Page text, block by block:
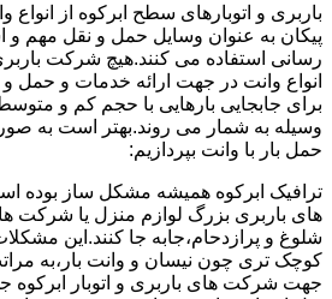
باربری و اتوبارهای سطح ابرکوه از
پیکان به عنوان وسایل حمل و نقل مهم
رسانی استفاده می کنند.هیچ شرکت
انواع وانت در جهت ارائه خدمات و حمل و
برای جابجایی بارهایی با حجم کم و
وسیله به شمار می روند.بهتر است به
حمل بار با وانت بپردازیم:
ترافیک ابرکوه همیشه مشکل ساز بوده
های باربری بزرگ لوازم منزل یا شرکت ها
شلوغ و پرازدحام،جابه جا کنند.این
کوچک تری چون نیسان و وانت بار،به
جهت شرکت های باربری و اتوبار